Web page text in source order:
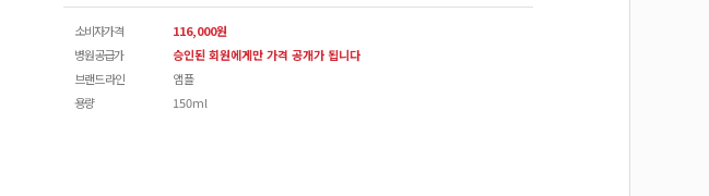
소비자가격
116,000원
병원공급가
승인된 회원에게만 가격 공개가 됩니다
브랜드 라인
앰플
용량
150ml